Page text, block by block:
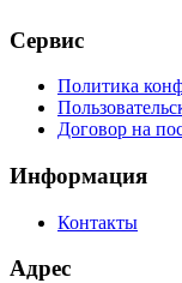
Сервис
Политика
Договор на
Информация
Контакты
Адрес